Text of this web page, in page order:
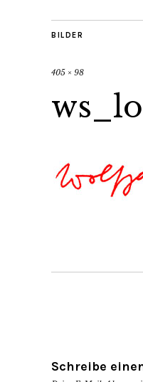
BILDER
405 × 98
Schreibe